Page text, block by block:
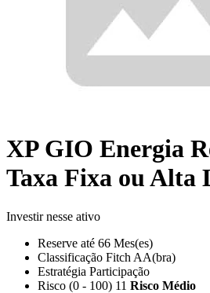
XP GIO Energia
Taxa Fixa ou Alta
Investir nesse ativo
Reserve até 66 Mes(es)
Classificação Fitch AA(bra)
Estratégia Participação
Risco (0 - 100) 11 Risco Médio